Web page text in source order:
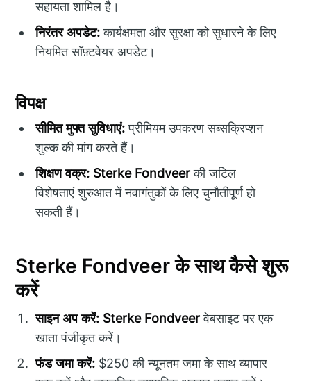
सहायता शामिल है।
निरंतर अपडेट:कार्यक्षमता और सुरक्षा को सुधारने के लिए
नियमित सॉफ़्टवेयर अपडेट।
विपक्ष
सीमित मुफ्त सुविधाएं:प्रीमियम उपकरण सब्सक्रिप्शन
शुल्क की मांग करते हैं।
शिक्षण वक्र: Sterke Fondveerकी जटिल
विशेषताएं शुरुआत में नवागंतुकों के लिए चुनौतीपूर्ण हो
सकती हैं।
Sterke Fondveer के साथ कैसे शुरू
करें
साइन अप करें: Sterke Fondveerवेबसाइट पर एक
खाता पंजीकृत करें।
फंड जमा करें: $250 की न्यूनतम जमा के साथ व्यापार